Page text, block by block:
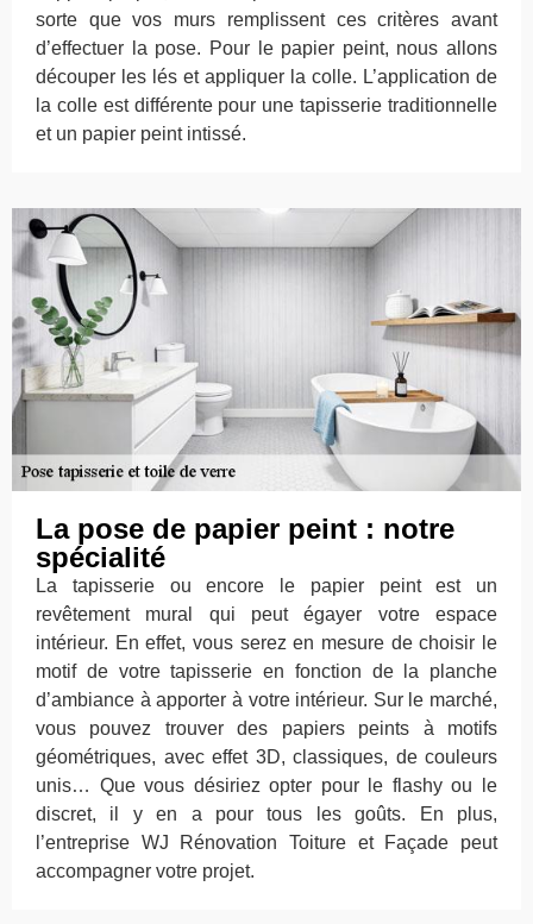
sorte que vos murs remplissent ces critères avant
d’effectuer la pose. Pour le papier peint, nous allons
découper les lés et appliquer la colle. L’application de
la colle est différente pour une tapisserie traditionnelle
et un papier peint intissé.
La pose de papier peint : notre
spécialité
La tapisserie ou encore le papier peint est un
revêtement mural qui peut égayer votre espace
intérieur. En effet, vous serez en mesure de choisir le
motif de votre tapisserie en fonction de la planche
d’ambiance à apporter à votre intérieur. Sur le marché,
vous pouvez trouver des papiers peints à motifs
géométriques, avec effet 3D, classiques, de couleurs
unis… Que vous désiriez opter pour le flashy ou le
discret, il y en a pour tous les goûts. En plus,
l’entreprise WJ Rénovation Toiture et Façade peut
accompagner votre projet.